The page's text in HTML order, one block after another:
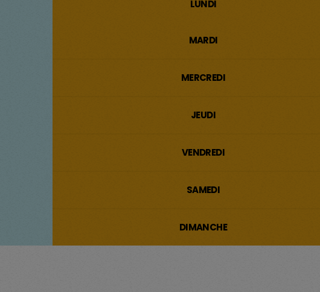
LUNDI
MARDI
MERCREDI
JEUDI
VENDREDI
SAMEDI
DIMANCHE